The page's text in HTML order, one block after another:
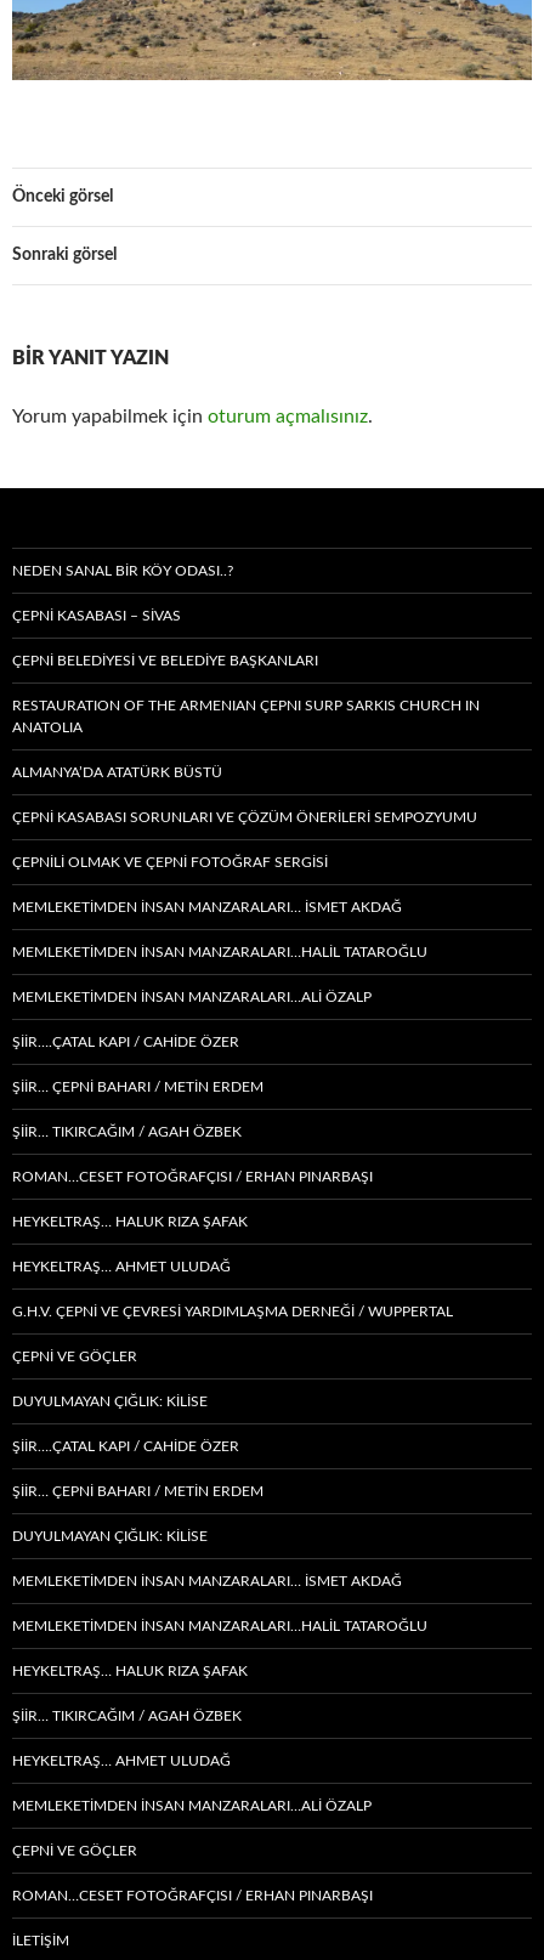
Önceki görsel
Sonraki görsel
BIR YANIT YAZIN
Yorum yapabilmek için oturum açmalısınız.
NEDEN SANAL BIR KÖY ODASI..?
ÇEPNİ KASABASI – SIVAS
ÇEPNİ BELEDİYESİ VE BELEDİYE BAŞKANLARI
RESTAURATION OF THE ARMENIAN ÇEPNI SURP SARKIS CHURCH IN
ANATOLIA
ALMANYA’DA ATATÜRK BÜSTÜ
ÇEPNİ KASABASI SORUNLARI VE ÇÖZÜM ÖNERİLERİ SEMPOZYUMU
ÇEPNİLİ OLMAK VE ÇEPNİ FOTOĞRAF SERGİSİ
MEMLEKETIMDEN INSAN MANZARALARI… İSMET AKDAĞ
MEMLEKETIMDEN INSAN MANZARALARI…HALİL TATAROĞLU
MEMLEKETIMDEN INSAN MANZARALARI…ALİ ÖZALP
ŞİİR….ÇATAL KAPI / CAHİDE ÖZER
ŞİİR… ÇEPNI BAHARI / METİN ERDEM
ŞIIR… TIKIRCAĞIM / AGAH ÖZBEK
ROMAN…CESET FOTOĞRAFÇISI / ERHAN PINARBAŞI
HEYKELTRAŞ… HALUK RIZA ŞAFAK
HEYKELTRAŞ… AHMET ULUDAĞ
G.H.V. ÇEPNİ VE ÇEVRESİ YARDIMLAŞMA DERNEĞİ / WUPPERTAL
ÇEPNI VE GÖÇLER
DUYULMAYAN ÇIĞLIK: KİLİSE
ŞİİR….ÇATAL KAPI / CAHİDE ÖZER
ŞİİR… ÇEPNI BAHARI / METİN ERDEM
DUYULMAYAN ÇIĞLIK: KİLİSE
MEMLEKETIMDEN INSAN MANZARALARI… İSMET AKDAĞ
MEMLEKETIMDEN INSAN MANZARALARI…HALİL TATAROĞLU
HEYKELTRAŞ… HALUK RIZA ŞAFAK
ŞIIR… TIKIRCAĞIM / AGAH ÖZBEK
HEYKELTRAŞ… AHMET ULUDAĞ
MEMLEKETIMDEN INSAN MANZARALARI…ALİ ÖZALP
ÇEPNI VE GÖÇLER
ROMAN…CESET FOTOĞRAFÇISI / ERHAN PINARBAŞI
İLETİŞİM